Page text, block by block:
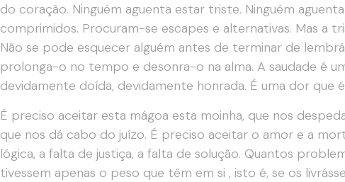
do coração. Ninguém aguenta estar triste. Ninguém
comprimidos. Procuram-se escapes e alternativas. Mas a
Não se pode esquecer alguém antes de terminar de
prolonga-o no tempo e desonra-o na alma. A saudade é
devidamente doída, devidamente honrada. É uma dor que
É preciso aceitar esta mágoa esta moinha, que nos
que nos dá cabo do juízo. É preciso aceitar o amor e a
lógica, a falta de justiça, a falta de solução. Quantos
tivessem apenas o peso que têm em si , isto é, se os